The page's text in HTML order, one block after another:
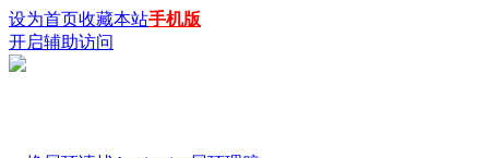
设为首页收藏本站手机版
开启辅助访问